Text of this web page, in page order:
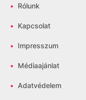
• Rólunk
• Kapcsolat
• Impresszum
• Médiaajánlat
• Adatvédelem